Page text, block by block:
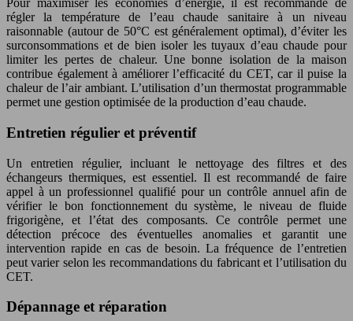
Pour maximiser les économies d’énergie, il est recommandé de
régler la température de l’eau chaude sanitaire à un niveau
raisonnable (autour de 50°C est généralement optimal), d’éviter les
surconsommations et de bien isoler les tuyaux d’eau chaude pour
limiter les pertes de chaleur. Une bonne isolation de la maison
contribue également à améliorer l’efficacité du CET, car il puise la
chaleur de l’air ambiant. L’utilisation d’un thermostat programmable
permet une gestion optimisée de la production d’eau chaude.
Entretien régulier et préventif
Un entretien régulier, incluant le nettoyage des filtres et des
échangeurs thermiques, est essentiel. Il est recommandé de faire
appel à un professionnel qualifié pour un contrôle annuel afin de
vérifier le bon fonctionnement du système, le niveau de fluide
frigorigène, et l’état des composants. Ce contrôle permet une
détection précoce des éventuelles anomalies et garantit une
intervention rapide en cas de besoin. La fréquence de l’entretien
peut varier selon les recommandations du fabricant et l’utilisation du
CET.
Dépannage et réparation